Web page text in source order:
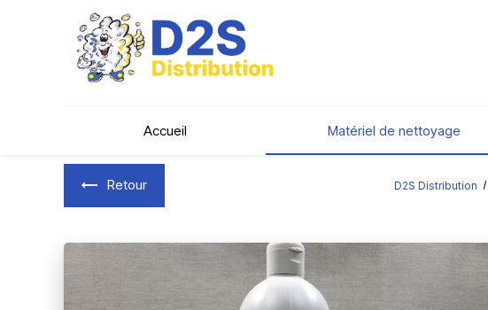
Accueil Matériel de nettoyage
D2S Distribution
Retour
Panneau de gestion des cookies